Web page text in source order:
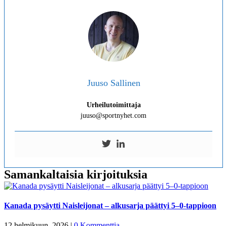
Juuso Sallinen
Urheilutoimittaja
juuso@sportnyhet.com
Samankaltaisia kirjoituksia
Kanada pysäytti Naisleijonat – alkusarja päättyi 5–0-tappioon